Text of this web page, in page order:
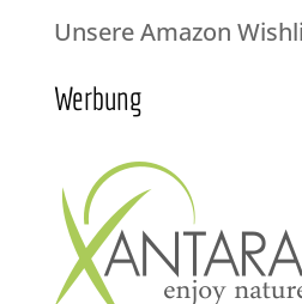
Unsere Amazon
Werbung